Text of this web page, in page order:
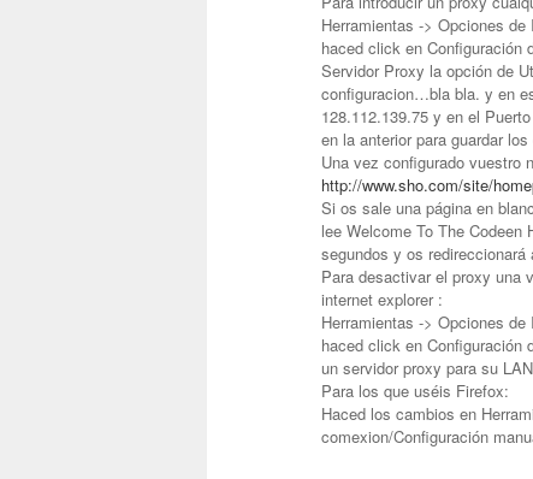
Herramientas -> Opciones
haced click en
Servidor Proxy la opción de
configuracion…bla bla. y en
128.112.139.75 y en el
en la anterior para guardar
Una vez configurado vuestro
http://www.sho.com/site/
Si os sale una página en
lee Welcome To The
segundos y os
Para desactivar el proxy una
internet explorer :
Herramientas -> Opciones
haced click en
un servidor proxy para su
Para los que uséis Firefox:
Haced los cambios en
comexion/Configuración